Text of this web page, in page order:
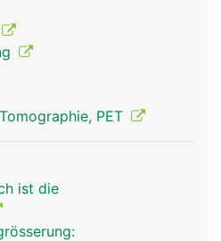
PET
ist die